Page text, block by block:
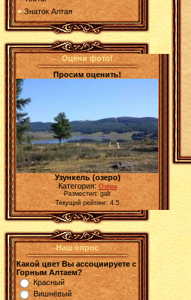
Знаток Алтая
Оцени фото!
Просим оценить!
Узункель (озеро)
Категория: Озёра
Разместил: galt
Текущий рейтинг: 4.5
Наш опрос
Какой цвет Вы ассоциируете с
Горным Алтаем?
Красный
Вишнёвый